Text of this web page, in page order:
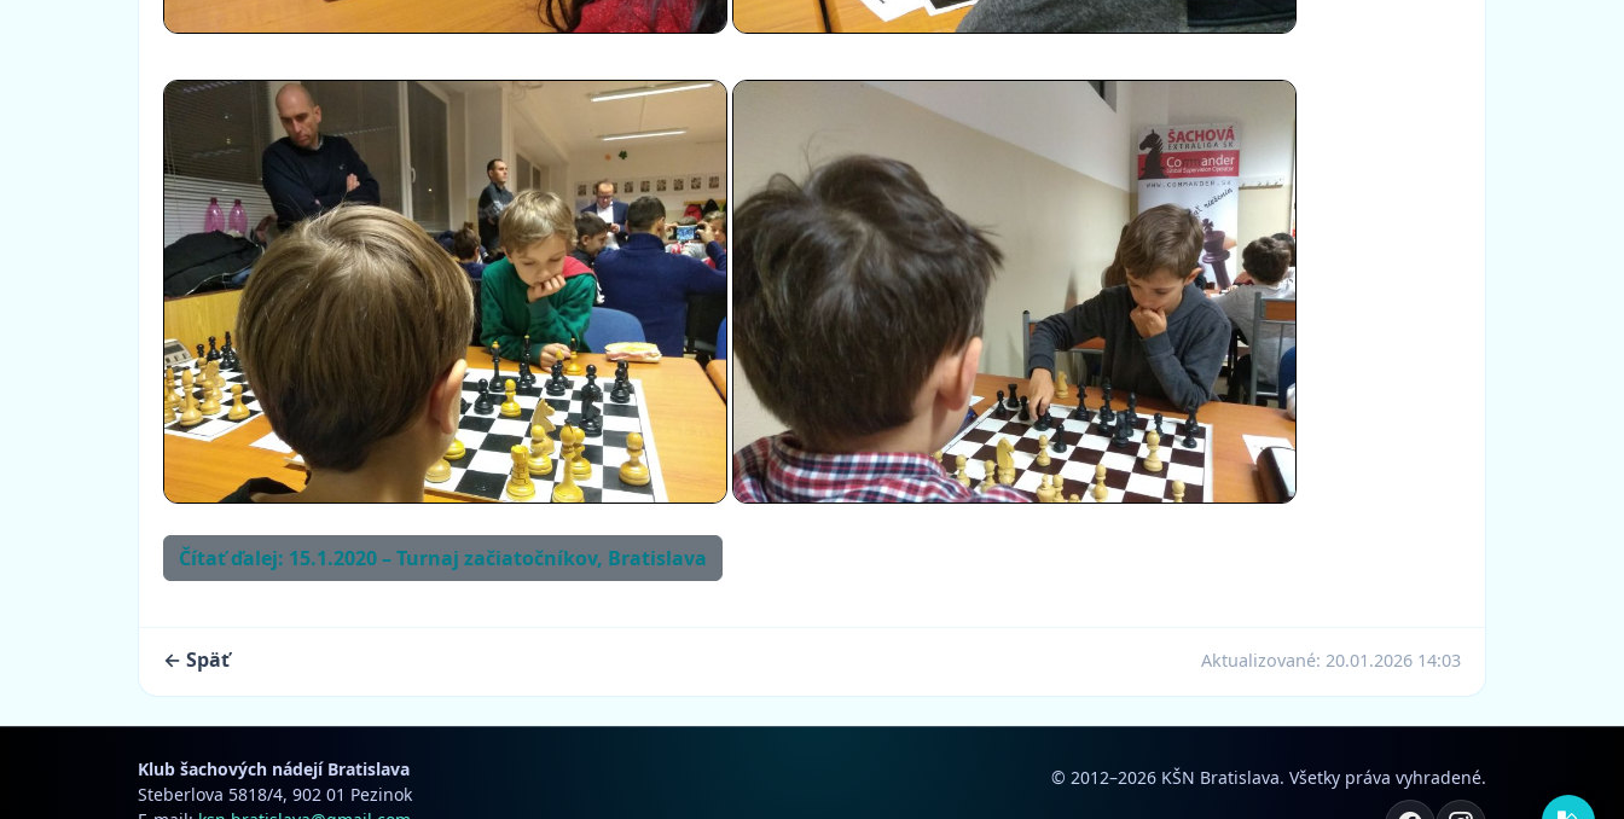
Čítať ďalej: 15.1.2020 – Turnaj začiatočníkov, Bratislava
← Späť Aktualizované: 20.01.2026 14:03
Klub šachových nádejí Bratislava
Steberlova 5818/4, 902 01 Pezinok
© 2012–2026 KŠN Bratislava. Všetky práva vyhradené.